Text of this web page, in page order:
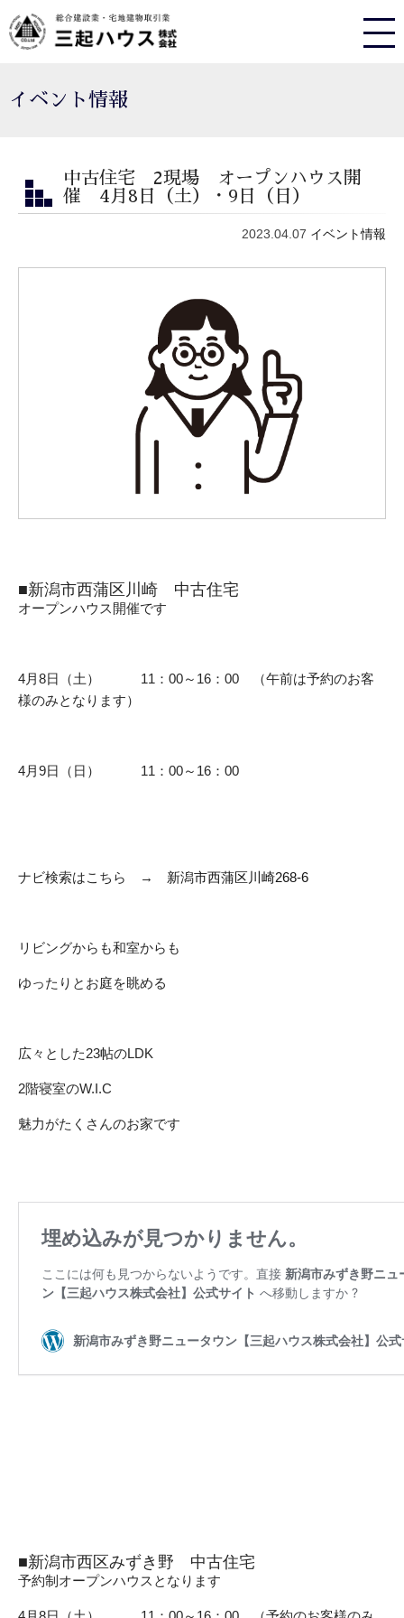
イベント情報
中古住宅 2現場 オープンハウス開
催 4月8日（土）・9日（日）
2023.04.07 イベント情報
■新潟市西蒲区川崎 中古住宅
オープンハウス開催です
4月8日（土） 11：00～16：00 （午前は予約のお客
様のみとなります）
4月9日（日） 11：00～16：00
ナビ検索はこちら → 新潟市西蒲区川崎268-6
リビングからも和室からも
ゆったりとお庭を眺める
広々とした23帖のLDK
2階寝室のW.I.C
魅力がたくさんのお家です
■新潟市西区みずき野 中古住宅
予約制オープンハウスとなります